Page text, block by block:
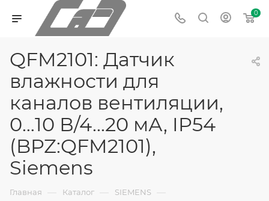
0
QFM2101: Датчик
влажности для
каналов вентиляции,
0…10 В/4...20 мА, IP54
(BPZ:QFM2101),
Siemens
Главная — Каталог — SIEMENS —